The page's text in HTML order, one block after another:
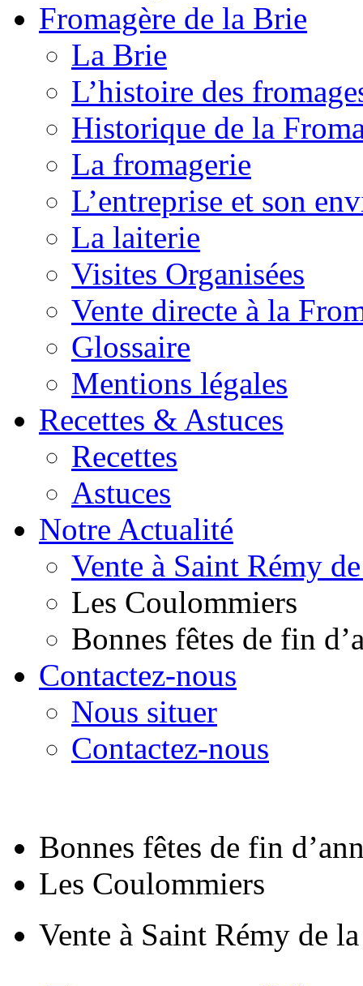
Fromagère de la Brie
La Brie
L’histoire des
Historique de la
La fromagerie
L’entreprise et son
La laiterie
Visites Organisées
Vente directe à la
Glossaire
Mentions légales
Recettes & Astuces
Recettes
Astuces
Notre Actualité
Vente à Saint Rémy
Les Coulommiers
Bonnes fêtes de fin
Contactez-nous
Nous situer
Contactez-nous
Bonnes fêtes de fin
Les Coulommiers
Vente à Saint Rémy de